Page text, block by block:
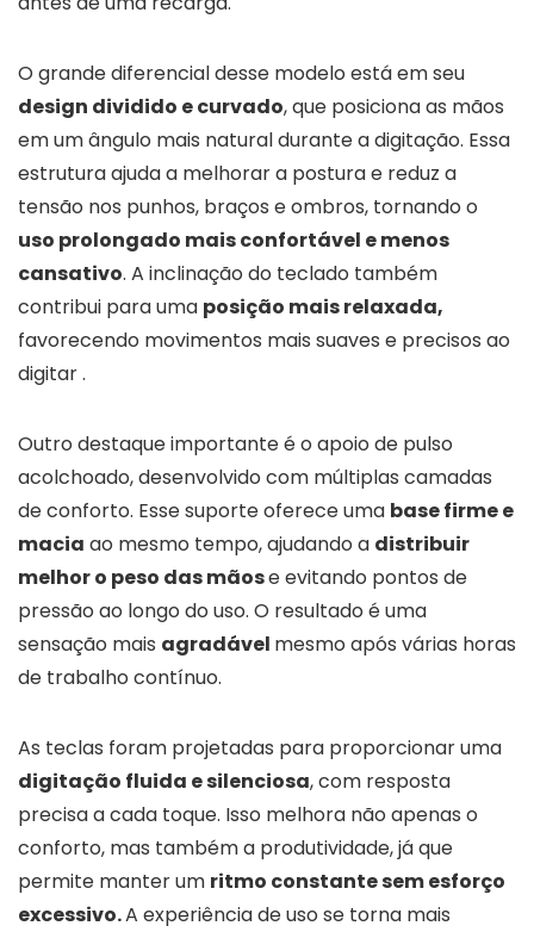
O grande diferencial desse modelo está em seu
design dividido e curvado, que posiciona as mãos
em um ângulo mais natural durante a digitação. Essa
estrutura ajuda a melhorar a postura e reduz a
tensão nos punhos, braços e ombros, tornando o
uso prolongado mais confortável e menos
cansativo. A inclinação do teclado também
contribui para uma posição mais relaxada,
favorecendo movimentos mais suaves e precisos ao
digitar .
Outro destaque importante é o apoio de pulso
acolchoado, desenvolvido com múltiplas camadas
de conforto. Esse suporte oferece uma base firme e
macia ao mesmo tempo, ajudando a distribuir
melhor o peso das mãose evitando pontos de
pressão ao longo do uso. O resultado é uma
sensação mais agradável mesmo após várias horas
de trabalho contínuo.
As teclas foram projetadas para proporcionar uma
digitação fluida e silenciosa, com resposta
precisa a cada toque. Isso melhora não apenas o
conforto, mas também a produtividade, já que
permite manter um ritmo constante sem esforço
excessivo.A experiência de uso se torna mais